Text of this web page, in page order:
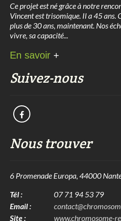
Ce projet est né grâce à notre
Vincent est trisomique. Il a 45 ans.
plus de 30 ans, maintenant. Nos
vivre, sa capacité...
En savoir +
Suivez-nous
Nous trouver
6 Promenade Europa, 44000
Tél :
07 71 94 53 79
Email :
Site :
www.chromosome-